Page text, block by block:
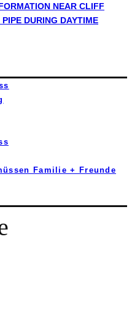
Familie + Freunde